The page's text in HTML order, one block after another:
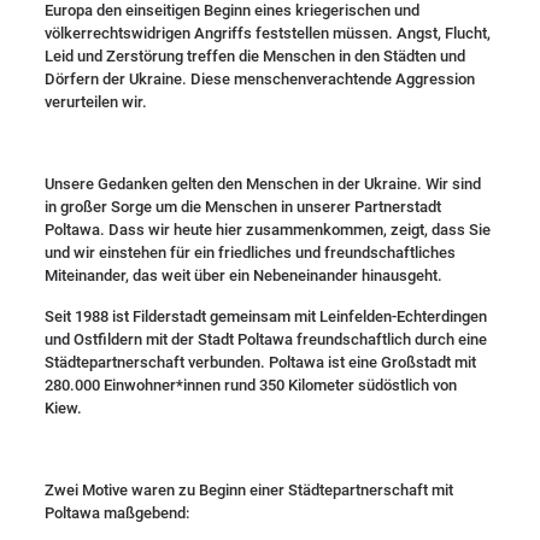
Europa den einseitigen Beginn eines kriegerischen und
völkerrechtswidrigen Angriffs feststellen müssen. Angst, Flucht,
Leid und Zerstörung treffen die Menschen in den Städten und
Dörfern der Ukraine. Diese menschenverachtende Aggression
verurteilen wir.
Unsere Gedanken gelten den Menschen in der Ukraine. Wir sind
in großer Sorge um die Menschen in unserer Partnerstadt
Poltawa. Dass wir heute hier zusammenkommen, zeigt, dass Sie
und wir einstehen für ein friedliches und freundschaftliches
Miteinander, das weit über ein Nebeneinander hinausgeht.
Seit 1988 ist Filderstadt gemeinsam mit Leinfelden-Echterdingen
und Ostfildern mit der Stadt Poltawa freundschaftlich durch eine
Städtepartnerschaft verbunden. Poltawa ist eine Großstadt mit
280.000 Einwohner*innen rund 350 Kilometer südöstlich von
Kiew.
Zwei Motive waren zu Beginn einer Städtepartnerschaft mit
Poltawa maßgebend: